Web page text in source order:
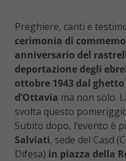
Preghiere, canti e
cerimonia di
anniversario del
deportazione degli
ottobre 1943 dal
d’Ottavia ma non solo.
svolta questo
Subito dopo, l’evento è
Salviati, sede del Casd
Difesa) in piazza della